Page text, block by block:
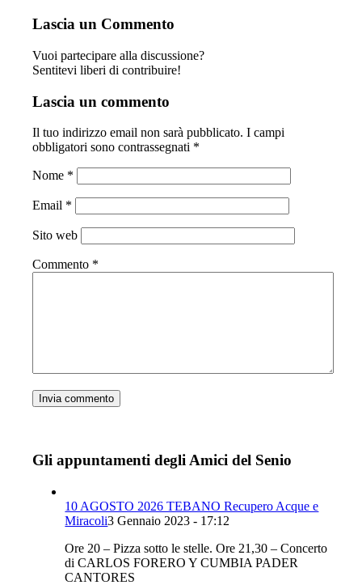
Lascia un Commento
Vuoi partecipare alla discussione?
Sentitevi liberi di contribuire!
Lascia un commento
Il tuo indirizzo email non sarà pubblicato. I campi
obbligatori sono contrassegnati *
Nome *
Email *
Sito web
Commento *
Gli appuntamenti degli Amici del Senio
10 AGOSTO 2026 TEBANO Recupero Acque e
Miracoli3 Gennaio 2023 - 17:12
Ore 20 – Pizza sotto le stelle. Ore 21,30 – Concerto
di CARLOS FORERO Y CUMBIA PADER
CANTORES